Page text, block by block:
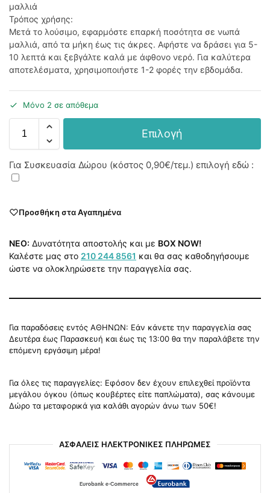
μαλλιά
Τρόπος χρήσης:
Μετά το λούσιμο, εφαρμόστε επαρκή ποσότητα σε νωπά
μαλλιά, από τα μήκη έως τις άκρες. Αφήστε να δράσει για 5-
10 λεπτά και ξεβγάλτε καλά με άφθονο νερό. Για καλύτερα
αποτελέσματα, χρησιμοποιήστε 1-2 φορές την εβδομάδα.
Μόνο 2 σε απόθεμα
Επιλογή
Για Συσκευασία Δώρου (κόστος 0,90€/τεμ.) επιλογή εδώ :
Προσθήκη στα Αγαπημένα
NEO: Δυνατότητα αποστολής και με BOX NOW!
Καλέστε μας στο 210 244 8561 και θα σας καθοδηγήσουμε
ώστε να ολοκληρώσετε την παραγγελία σας.
Για παραδόσεις εντός ΑΘΗΝΩΝ: Εάν κάνετε την παραγγελία σας
Δευτέρα έως Παρασκευή και έως τις 13:00 θα την παραλάβετε την
επόμενη εργάσιμη μέρα!
Για όλες τις παραγγελίες: Εφόσον δεν έχουν επιλεχθεί προϊόντα
μεγάλου όγκου (όπως κουβέρτες είτε παπλώματα), σας κάνουμε
Δώρο τα μεταφορικά για καλάθι αγορών άνω των 50€!
ΑΣΦΑΛΕΙΣ ΗΛΕΚΤΡΟΝΙΚΕΣ ΠΛΗΡΩΜΕΣ